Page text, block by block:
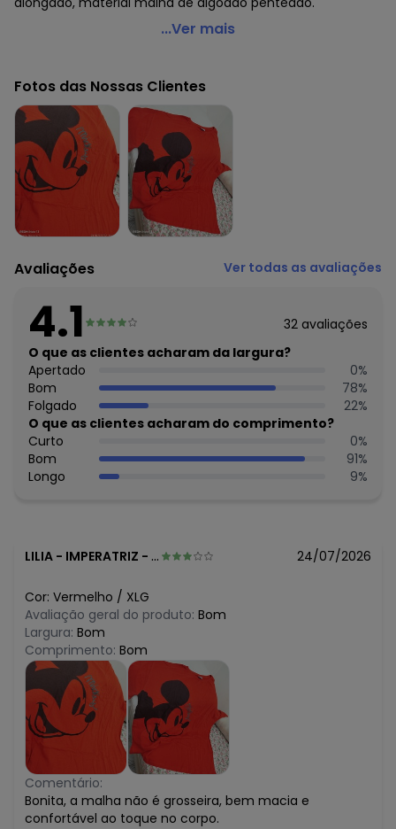
Disney - T-Shirt Vermelho em Malha de Algodão
Código do produto: 3744197
Modelo: Oversized
Comprimento da manga: Curta
Comprimento: Alongado
Decote frente: Redondo
Tecido: Malha de algodão penteado 160g 100% algodão
meia malha penteada
...Ver mais
Fotos das Nossas Clientes
Avaliações Ver todas as avaliações
4.1 32 avaliações
O que as clientes acharam da largura?
Apertado
0%
Bom
78%
Folgado
22%
O que as clientes acharam do comprimento?
Curto
0%
Bom
91%
Longo
9%
LILIA - IMPERATRIZ - MA 24/07/2026
Cor: Vermelho / XLG
Avaliação geral do produto: Bom
Largura: Bom
Comprimento: Bom
Comentário:
Bonita, a malha não é grosseira, bem macia e
confortável ao toque no corpo.